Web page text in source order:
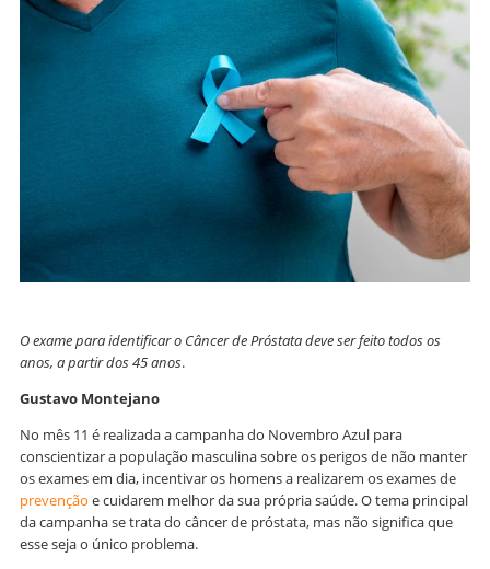
O exame para identificar o Câncer de Próstata deve ser feito todos os
anos, a partir dos 45 anos.
Gustavo Montejano
No mês 11 é realizada a campanha do Novembro Azul para
conscientizar a população masculina sobre os perigos de não manter
os exames em dia, incentivar os homens a realizarem os exames de
prevenção e cuidarem melhor da sua própria saúde. O tema principal
da campanha se trata do câncer de próstata, mas não significa que
esse seja o único problema.